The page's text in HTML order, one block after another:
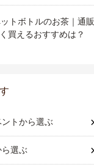
トボトルのお茶｜通販
買えるおすすめは？
トから選ぶ
ら選ぶ